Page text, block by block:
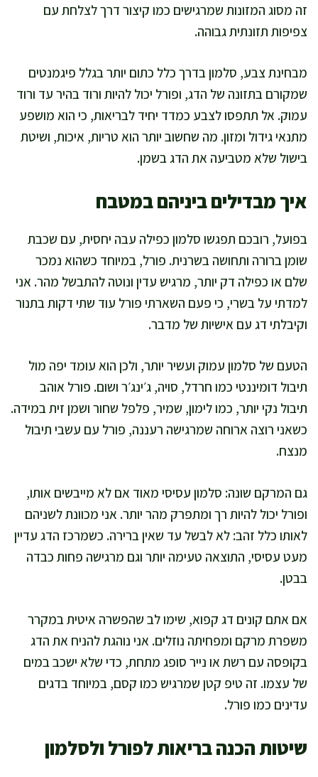
זה מסוג המזונות שמרגישים כמו קיצור דרך לצלחת עם
צפיפות תזונתית גבוהה.
מבחינת צבע, סלמון בדרך כלל כתום יותר בגלל פיגמנטים
שמקורם בתזונה של הדג, ופורל יכול להיות ורוד בהיר עד ורוד
עמוק. אל תתפסו לצבע כמדד יחיד לבריאות, כי הוא מושפע
מתנאי גידול ומזון. מה שחשוב יותר הוא טריות, איכות, ושיטת
בישול שלא מטביעה את הדג בשמן.
איך מבדילים ביניהם במטבח
בפועל, רובכם תפגשו סלמון כפילה עבה יחסית, עם שכבת
שומן ברורה ותחושה בשרנית. פורל, במיוחד כשהוא נמכר
שלם או כפילה דק יותר, מרגיש עדין ונוטה להתבשל מהר. אני
למדתי על בשרי, כי פעם השארתי פורל עוד שתי דקות בתנור
וקיבלתי דג עם אישיות של מדבר.
הטעם של סלמון עמוק ועשיר יותר, ולכן הוא עומד יפה מול
תיבול דומיננטי כמו חרדל, סויה, ג׳ינג׳ר ושום. פורל אוהב
תיבול נקי יותר, כמו לימון, שמיר, פלפל שחור ושמן זית במידה.
כשאני רוצה ארוחה שמרגישה רעננה, פורל עם עשבי תיבול
מנצח.
גם המרקם שונה: סלמון עסיסי מאוד אם לא מייבשים אותו,
ופורל יכול להיות רך ומתפרק מהר יותר. אני מכוונת לשניהם
לאותו כלל זהב: לא לבשל עד שאין ברירה. כשמרכז הדג עדיין
מעט עסיסי, התוצאה טעימה יותר וגם מרגישה פחות כבדה
בבטן.
אם אתם קונים דג קפוא, שימו לב שהפשרה איטית במקרר
משפרת מרקם ומפחיתה נוזלים. אני נוהגת להניח את הדג
בקופסה עם רשת או נייר סופג מתחת, כדי שלא ישכב במים
של עצמו. זה טיפ קטן שמרגיש כמו קסם, במיוחד בדגים
עדינים כמו פורל.
שיטות הכנה בריאות לפורל ולסלמון